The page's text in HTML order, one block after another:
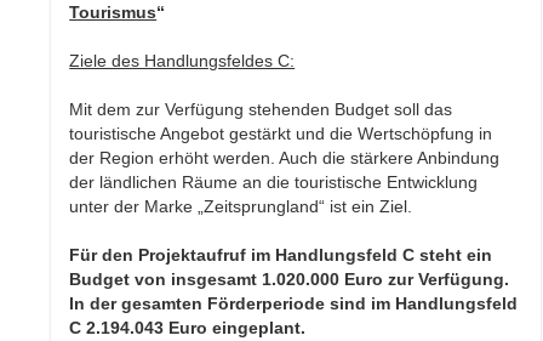
Tourismus“
Ziele des Handlungsfeldes C:
Mit dem zur Verfügung stehenden Budget soll das
touristische Angebot gestärkt und die Wertschöpfung in
der Region erhöht werden. Auch die stärkere Anbindung
der ländlichen Räume an die touristische Entwicklung
unter der Marke „Zeitsprungland“ ist ein Ziel.
Für den Projektaufruf im Handlungsfeld C steht ein
Budget von insgesamt 1.020.000 Euro zur Verfügung.
In der gesamten Förderperiode sind im Handlungsfeld
C 2.194.043 Euro eingeplant.